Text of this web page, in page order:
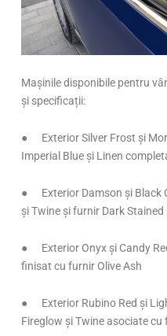
Mașinile disponibile pentru
și specificații:
● Exterior Silver Frost și
Imperial Blue și Linen
● Exterior Damson și Black
și Twine și furnir Dark
● Exterior Onyx și Candy
finisat cu furnir Olive Ash
● Exterior Rubino Red și
Fireglow și Twine asociate cu